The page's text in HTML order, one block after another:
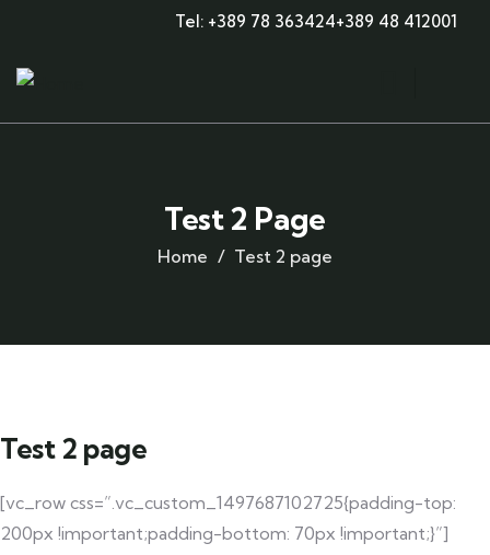
Tel: +389 78 363424+389 48 412001
Test 2 Page
Home Test 2 page
Test 2 page
[vc_row css=”.vc_custom_1497687102725{padding-top:
200px !important;padding-bottom: 70px !important;}”]